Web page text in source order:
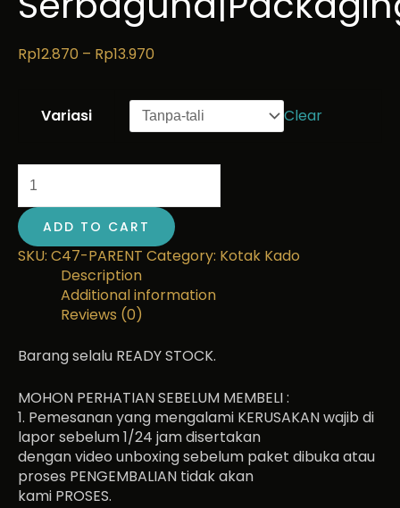
Rp12.870 – Rp13.970
Variasi Clear
ADD TO CART
SKU: C47-PARENT Category: Kotak Kado
Description
Additional information
Reviews (0)
Barang selalu READY STOCK.
MOHON PERHATIAN SEBELUM MEMBELI :
1. Pemesanan yang mengalami KERUSAKAN wajib di
lapor sebelum 1/24 jam disertakan
dengan video unboxing sebelum paket dibuka atau
proses PENGEMBALIAN tidak akan
kami PROSES.